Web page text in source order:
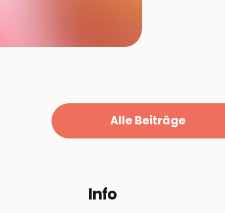
Alle Beiträge
Info